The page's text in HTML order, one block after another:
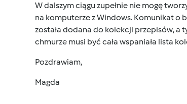
W dalszym ciągu zupełnie nie mogę
na komputerze z Windows. Komunikat o
została dodana do kolekcji przepisów, a
chmurze musi być cała wspaniała lista
Pozdrawiam,
Magda